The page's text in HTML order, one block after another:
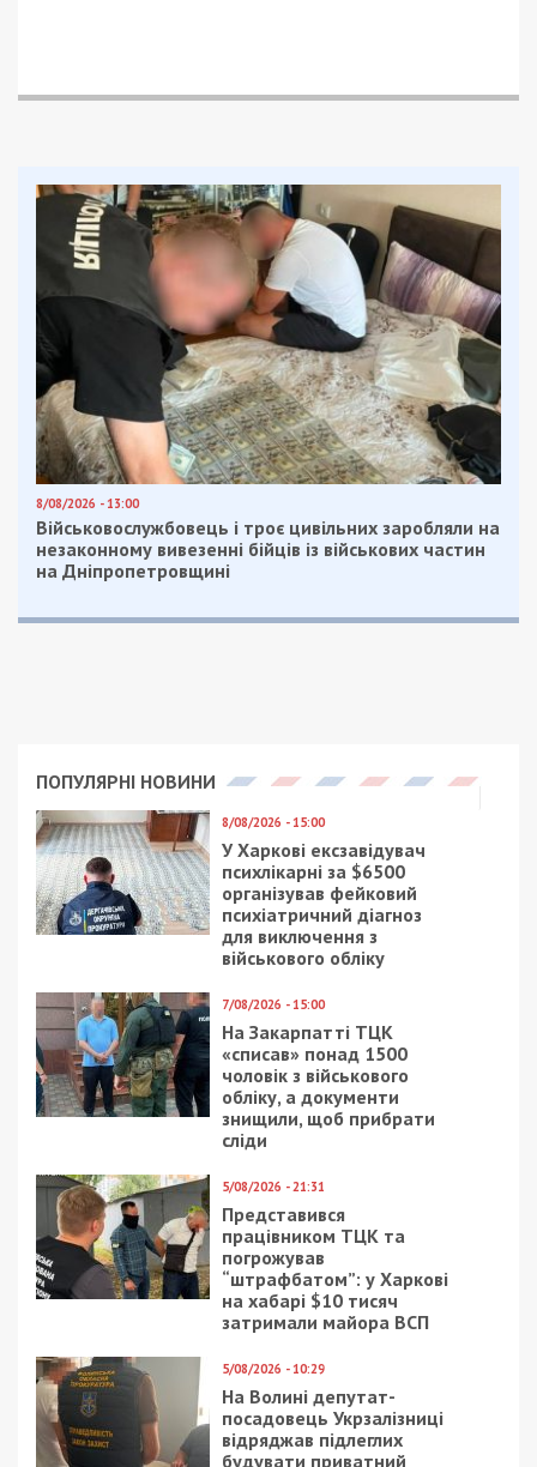
Facebook
Telegram
Twitter
WhatsApp
ViberEmail
Категории:Суспільство| Метки:
Владимир Зеленский,укрнет
Рекламні блоки дають нам змогу
залишатися незалежними ЗМІ, а вам -
отримувати найсвіжіші новини під ними.
Читайте також
Предыдущая статья:
Днепропетровский облсовет купил
“скорые” на несуществующий кредит:
Следующая статья:
В Днепре открыли памятник убитому
российскими наемниками десантнику
СУСПІЛЬСТВО
23/12/2021 - 10:00
В Днепре установили
необычные светофоры
с подсветкой
перехода: фото
25/04/2026 - 6:32
атакував Дніпро
безпілотниками та
ракетами